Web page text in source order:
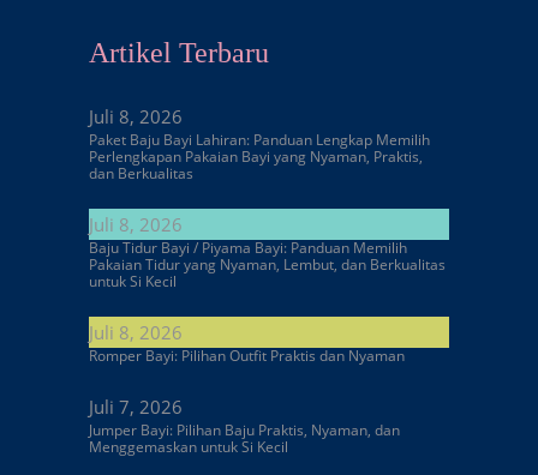
Artikel Terbaru
Juli 8, 2026
Paket Baju Bayi Lahiran: Panduan Lengkap Memilih
Perlengkapan Pakaian Bayi yang Nyaman, Praktis,
dan Berkualitas
Juli 8, 2026
Baju Tidur Bayi / Piyama Bayi: Panduan Memilih
Pakaian Tidur yang Nyaman, Lembut, dan Berkualitas
untuk Si Kecil
Juli 8, 2026
Romper Bayi: Pilihan Outfit Praktis dan Nyaman
Juli 7, 2026
Jumper Bayi: Pilihan Baju Praktis, Nyaman, dan
Menggemaskan untuk Si Kecil